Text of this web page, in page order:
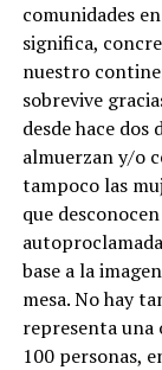
comunidades
significa,
nuestro
sobrevive
desde hace dos
almuerzan y/o
tampoco las
que
base a la
mesa. No hay
representa una
100 personas,